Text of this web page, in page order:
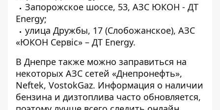
Запорожское шоссе, 53, АЗС ЮКОН - ДТ
Energy;
улица Дружбы, 17 (Слобожанское), АЗС
«ЮКОН Сервіс» – ДТ Energy.
В Днепре также можно заправиться на
некоторых АЗС сетей «Днепронефть»,
Neftek, VostokGaz. Информация о наличии
бензина и дизтоплива часто обновляется,